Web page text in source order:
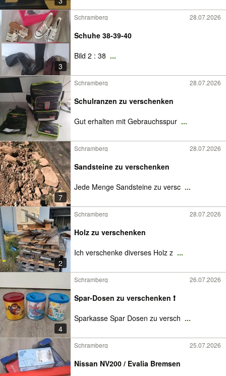
3
Schramberg 28.07.2026
Schuhe 38-39-40
Bild 2 : 38 ...
Schramberg 28.07.2026
Schulranzen zu verschenken
Gut erhalten mit Gebrauchsspur ...
7
Schramberg 28.07.2026
Sandsteine zu verschenken
Jede Menge Sandsteine zu versc ...
2
Schramberg 28.07.2026
Holz zu verschenken
Ich verschenke diverses Holz z ...
4
Schramberg 26.07.2026
Spar-Dosen zu verschenken ❗
Sparkasse Spar Dosen zu versch ...
Schramberg 25.07.2026
Nissan NV200 / Evalia Bremsen